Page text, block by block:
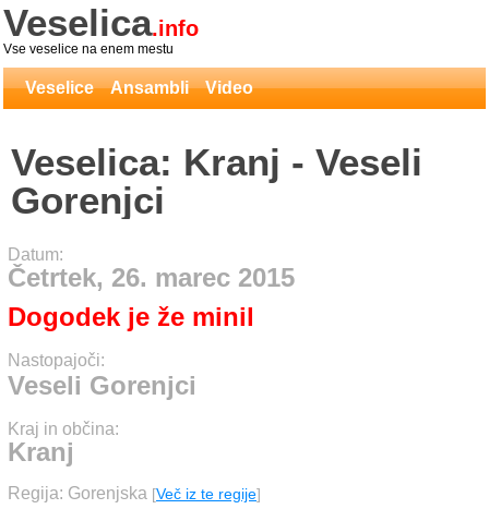
Veselica.info
Vse veselice na enem mestu
Veselice Ansambli Video
Veselica: Kranj - Veseli
Gorenjci
Datum:
Četrtek, 26. marec 2015
Dogodek je že minil
Nastopajoči:
Veseli Gorenjci
Kraj in občina:
Kranj
Regija: Gorenjska [Več iz te regije]